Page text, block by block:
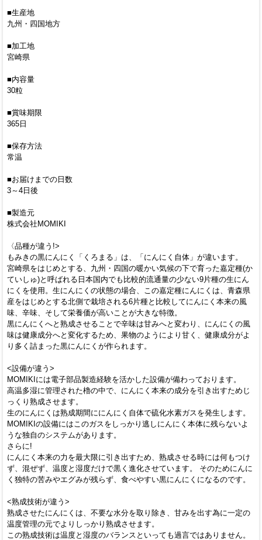
■生産地
九州・四国地方
■加工地
宮崎県
■内容量
30粒
■賞味期限
365日
■保存方法
常温
■お届けまでの日数
3～4日後
■製造元
株式会社MOMIKI
〈品種が違う!>
もみきの黒にんにく「くろまる」は、「にんにく自体」が違います。
宮崎県をはじめとする、九州・四国の暖かい気候の下で育った嘉定種(か
ていしゅ)と呼ばれる日本国内でも比較的流通量の少ない9片種の生にん
にくを使用。生にんにくの状態の場合、この嘉定種にんにくは、青森県
産をはじめとする北側で栽培される6片種と比較してにんにく本来の風
味、辛味、そして栄養価が高いことが大きな特徴。
黒にんにくへと熟成させることで辛味は甘みへと変わり、にんにくの風
味は健康成分へと変化するため、果物のようにより甘く、健康成分がよ
り多く詰まった黒にんにくが作られます。
<設備が違う>
MOMIKIには電子部品製造経験を活かした設備が備わっております。
高温多湿に管理された櫓の中で、にんにく本来の成分を引き出すためじ
っくり熟成させます。
生のにんにくは熟成期間ににんにく自体で硫化水素ガスを発生します。
MOMIKIの設備にはこのガスをしっかり逃しにんにく本体に残らないよ
うな独自のシステムがあります。
さらに!
にんにく本来の力を最大限に引き出すため、熟成させる時には何もつけ
ず、混ぜず、温度と湿度だけで黒く進化させています。 そのためにんに
く独特の苦みやエグみが残らず、食べやすい黒にんにくになるのです。
<熟成技術が違う>
熟成させたにんにくは、不要な水分を取り除き、甘みを出す為に一定の
温度管理の元でよりしっかり熟成させます。
この熟成技術は温度と湿度のバランスといっても過言ではありません。